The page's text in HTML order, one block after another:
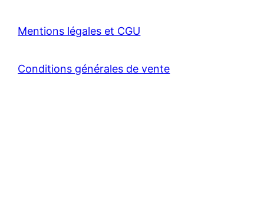
Mentions légales et CGU
Conditions générales de vente